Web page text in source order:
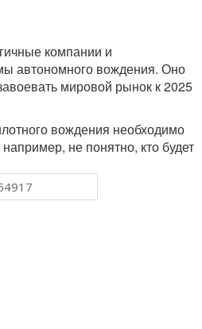
компании и
автономного вождения. Оно
мировой рынок к 2025
вождения необходимо
не понятно, кто будет